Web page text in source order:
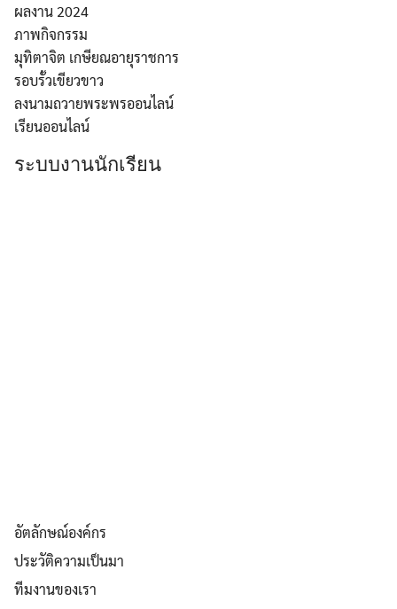
ผลงาน 2024
ภาพกิจกรรม
มุทิตาจิต เกษียณอายุราชการ
รอบรั้วเขียวขาว
ลงนามถวายพระพรออนไลน์
เรียนออนไลน์
ระบบงานนักเรียน
อัตลักษณ์องค์กร
ประวัติความเป็นมา
ทีมงานของเรา